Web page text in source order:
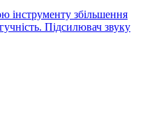
інструменту збільшення
Підсилювач звуку